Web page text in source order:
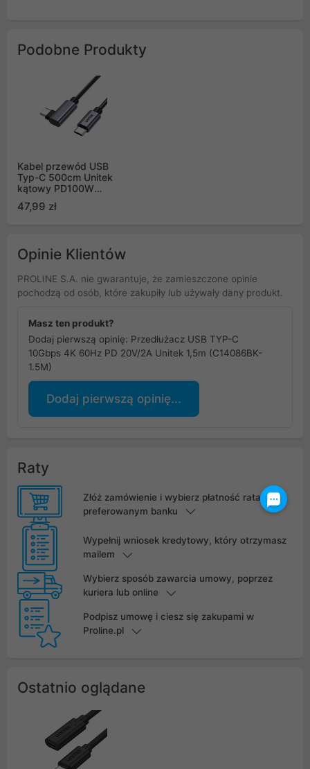
Podobne Produkty
Kabel przewód USB
Typ-C 500cm Unitek
kątowy PD100W
47,99 zł
Opinie Klientów
PROLINE S.A. nie gwarantuje, że zamieszczone opinie
pochodzą od osób, które zakupiły lub używały dany produkt.
Masz ten produkt?
Dodaj pierwszą opinię: Przedłużacz USB TYP-C
10Gbps 4K 60Hz PD 20V/2A Unitek 1,5m (C14086BK-
1.5M)
Dodaj pierwszą opinię...
Raty
Złóż zamówienie i wybierz płatność ratalną w
preferowanym banku
Wypełnij wniosek kredytowy, który otrzymasz
mailem
Wybierz sposób zawarcia umowy, poprzez
kuriera lub online
Podpisz umowę i ciesz się zakupami w
Proline.pl
Ostatnio oglądane